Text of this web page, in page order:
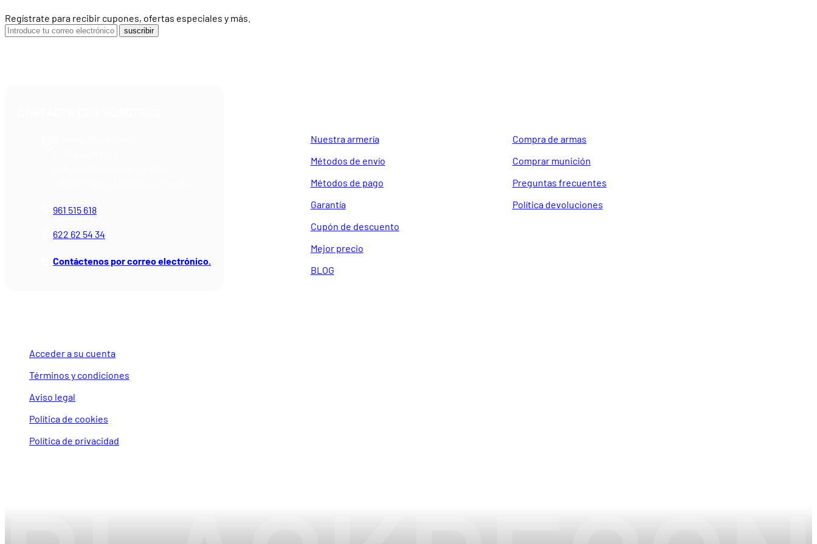
Regístrate para recibir cupones, ofertas especiales y más.
suscribir
961 515 618
622 62 54 34
Contáctenos por correo electrónico.
Nuestra armería
Métodos de envío
Métodos de pago
Garantía
Cupón de descuento
Mejor precio
BLOG
Compra de armas
Comprar munición
Preguntas frecuentes
Política devoluciones
Acceder a su cuenta
Términos y condiciones
Aviso legal
Política de cookies
Política de privacidad